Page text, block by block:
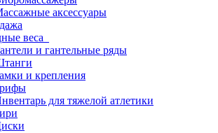
аксессуары
веса
и гантельные ряды
и крепления
для тяжелой атлетики